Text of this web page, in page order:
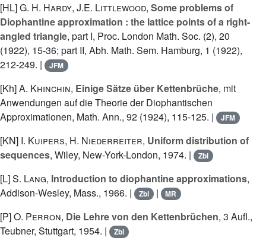
[HL]G. H. Hardy, J.E. Littlewood, Some problems of
Diophantine approximation : the lattice points of a right-
angled triangle, part I, Proc. London Math. Soc. (2), 20
(1922), 15-36; part II, Abh. Math. Sem. Hamburg, 1 (1922),
212-249. |
JFM
[Kh]A. Khinchin, Einige Sätze über Kettenbrüche, mit
Anwendungen auf die Theorie der Diophantischen
Approximationen, Math. Ann., 92 (1924), 115-125. |
JFM
[KN] I. Kuipers, H. Niederreiter, Uniform distribution of
sequences, Wiley, New-York-London, 1974. | Zbl
[L]S. Lang, Introduction to diophantine approximations,
Addison-Wesley, Mass., 1966. |
Zbl | MR
[P]O. Perron, Die Lehre von den Kettenbrüchen, 3 Aufl.,
Teubner, Stuttgart, 1954. |
Zbl